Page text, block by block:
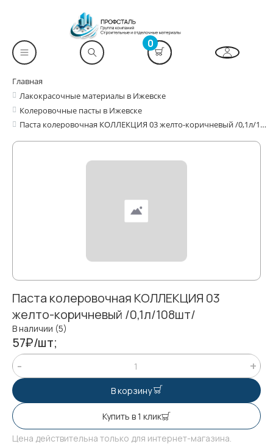
0
Главная
Лакокрасочные материалы в Ижевске
Колеровочные пасты в Ижевске
Паста колеровочная КОЛЛЕКЦИЯ 03 желто-коричневый /0,1л/108шт/
Паста колеровочная КОЛЛЕКЦИЯ 03
желто-коричневый /0,1л/108шт/
В наличии (5)
57₽/шт;
В корзину
Купить в 1 клик
Цена действительна только для интернет-магазина.